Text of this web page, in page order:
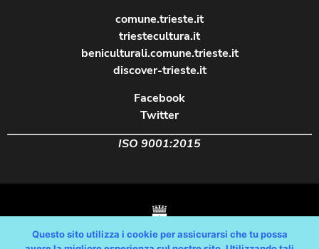
comune.trieste.it
triestecultura.it
beniculturali.comune.trieste.it
discover-trieste.it
Facebook
Twitter
ISO 9001:2015
Questo sito utilizza i cookie per assicurarsi che tu possa